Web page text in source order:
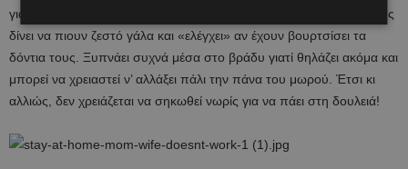
για ύπνο: τα ντύνει με πιτζάμες, βάζει καθαρή πάνα στο μωρό, τους
δίνει να πιουν ζεστό γάλα και «ελέγχει» αν έχουν βουρτσίσει τα
δόντια τους. Ξυπνάει συχνά μέσα στο βράδυ γιατί θηλάζει ακόμα και
μπορεί να χρειαστεί ν’ αλλάξει πάλι την πάνα του μωρού. Έτσι κι
αλλιώς, δεν χρειάζεται να σηκωθεί νωρίς για να πάει στη δουλειά!